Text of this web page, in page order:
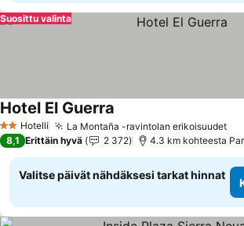
Suosittu valinta
2 Tähtiluokitus
Hotelli La Montaña -ravintolan erikoisuudet
Hotel El Guerra
8,1 Erittäin hyvä 2 372 4.3 km kohteesta
Valitse päivät nähdäksesi tarkat hinnat